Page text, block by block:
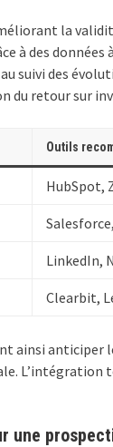
la
à des données
suivi des
du retour sur
Outils
HubSpot,
LinkedIn,
Clearbit,
ainsi
L’intégration
une